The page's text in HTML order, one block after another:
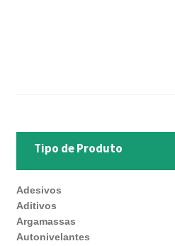
Tipo de Produto
Adesivos
Aditivos
Argamassas
Autonivelantes